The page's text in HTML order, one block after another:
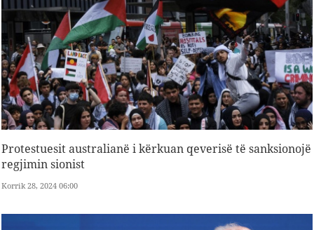
Protestuesit australianë i kërkuan qeverisë të sanksionojë
regjimin sionist
Korrik 28, 2024 06:00